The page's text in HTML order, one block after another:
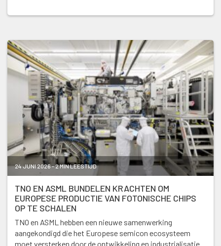
24 JUNI 2026 - 2 MIN LEESTIJD
TNO EN ASML BUNDELEN KRACHTEN OM
EUROPESE PRODUCTIE VAN FOTONISCHE CHIPS
OP TE SCHALEN
TNO en ASML hebben een nieuwe samenwerking
aangekondigd die het Europese semicon ecosysteem
moet versterken door de ontwikkeling en industrialisatie